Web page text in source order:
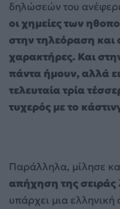
δηλώσεών του
οι χημείες των
στην τηλεόραση και
χαρακτήρες. Και
πάντα ήμουν, αλλά
τελευταία τρία
τυχερός με το
Παράλληλα, μίλησε
απήχηση της σειράς
υπάρχει μια ελληνική